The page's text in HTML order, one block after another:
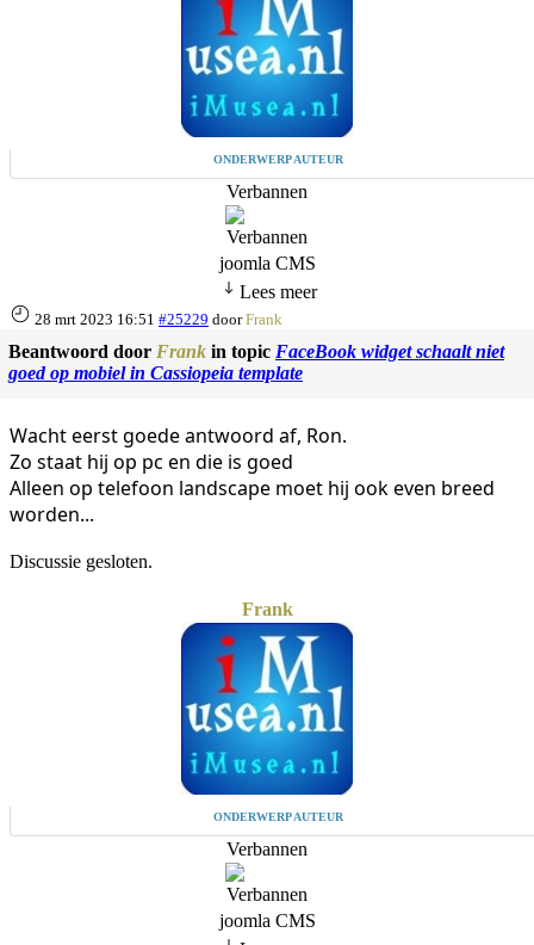
ONDERWERP AUTEUR
Verbannen
joomla CMS
Lees meer
28 mrt 2023 16:51 #25229 doorFrank
Beantwoord door Frank in topic FaceBook widget schaalt niet
goed op mobiel in Cassiopeia template
Wacht eerst goede antwoord af, Ron.
Zo staat hij op pc en die is goed
Alleen op telefoon landscape moet hij ook even breed
worden...
Discussie gesloten.
Frank
ONDERWERP AUTEUR
Verbannen
joomla CMS